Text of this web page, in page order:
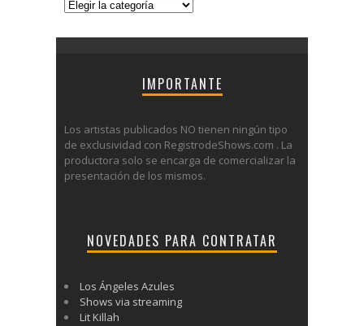
Categorías
IMPORTANTE
Los artistas publicados NO tienen ningún tipo
de exclusividad con RegistrodeShows.com . La
productora solo se encarga de comercializar la
presentación de los mismos.
NOVEDADES PARA CONTRATAR
Los Ángeles Azules
Shows via streaming
Lit Killah